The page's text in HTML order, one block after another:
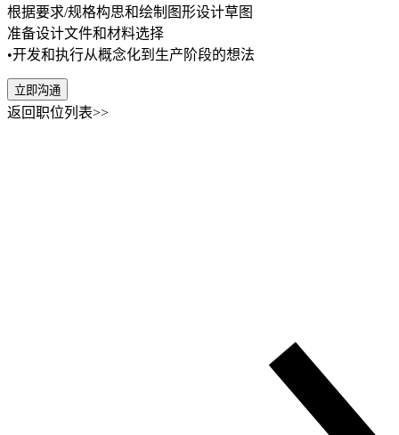
根据要求/规格构思和绘制图形设计草图
准备设计文件和材料选择
•开发和执行从概念化到生产阶段的想法
立即沟通
返回职位列表>>